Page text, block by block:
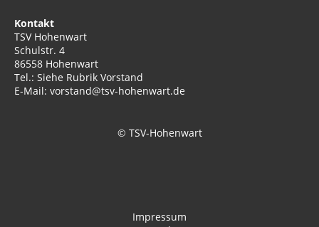
Kontakt
TSV Hohenwart
Schulstr. 4
86558 Hohenwart
Tel.: Siehe Rubrik Vorstand
E-Mail: vorstand@tsv-hohenwart.de
© TSV-Hohenwart
Impressum